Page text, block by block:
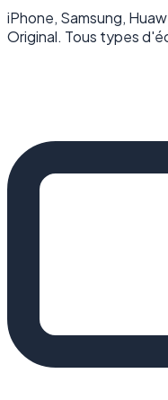
iPhone, Samsung,
Original. Tous types